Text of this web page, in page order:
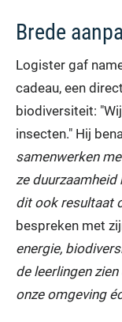
Brede
Logister gaf
cadeau, een
biodiversiteit:
insecten." Hij
samenwerken
ze duurzaamheid
dit ook resultaat
bespreken met
energie,
de leerlingen
onze omgeving